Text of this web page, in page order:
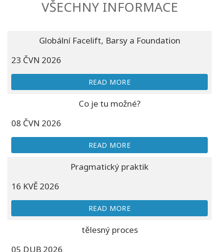
VŠECHNY INFORMACE
Globální Facelift, Barsy a Foundation
23 ČVN 2026
READ MORE
Co je tu možné?
08 ČVN 2026
READ MORE
Pragmatický praktik
16 KVĚ 2026
READ MORE
tělesný proces
05 DUB 2026